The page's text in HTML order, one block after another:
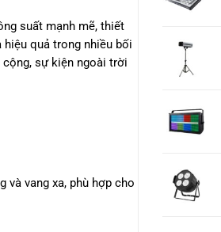
suất mạnh mẽ, thiết
quả trong nhiều bối
cộng, sự kiện ngoài trời
và vang xa, phù hợp cho